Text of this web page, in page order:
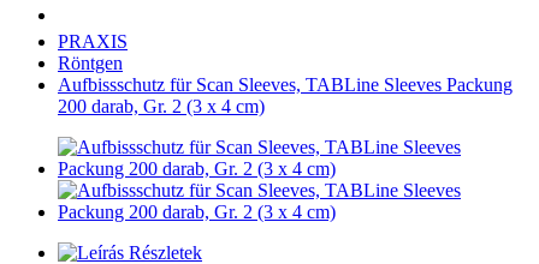
PRAXIS
Röntgen
Aufbissschutz für Scan Sleeves, TABLine Sleeves Packung
200 darab, Gr. 2 (3 x 4 cm)
Részletek